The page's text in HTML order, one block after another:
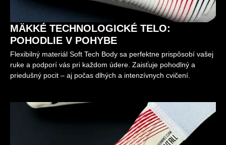
MÄKKÉ TECHNOLOGICKÉ TELO:
POHODLIE V POHYBE
Flexibilný materiál Soft Tech Body sa perfektne prispôsobí vašej
ruke a podporí vás pri každom údere. Zaisťuje pohodlný a
priedušný pocit – aj počas dlhých a intenzívnych cvičení.